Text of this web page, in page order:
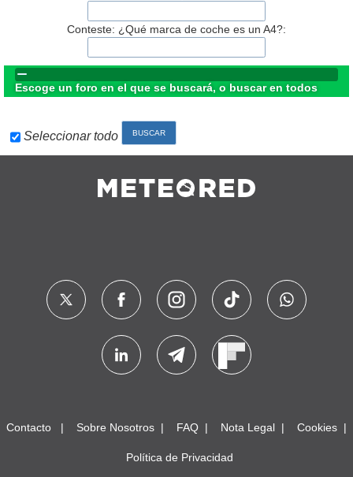
Conteste: ¿Qué marca de coche es un A4?:
Escoge un foro en el que se buscará, o buscar en todos
Seleccionar todo
Contacto Sobre Nosotros FAQ Nota Legal Cookies
Política de Privacidad